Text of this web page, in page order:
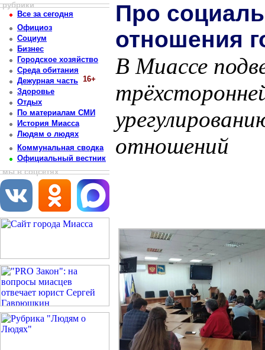
рубрики
Все за сегодня
Официоз
Социум
Бизнес
Городское хозяйство
Среда обитания
Дежурная часть 16+
Здоровье
Отдых
По материалам СМИ
История Миасса
Людям о людях
Коммунальная сводка
Официальный вестник
мы в соцсетях
Про
отношения
В Миассе
отношений